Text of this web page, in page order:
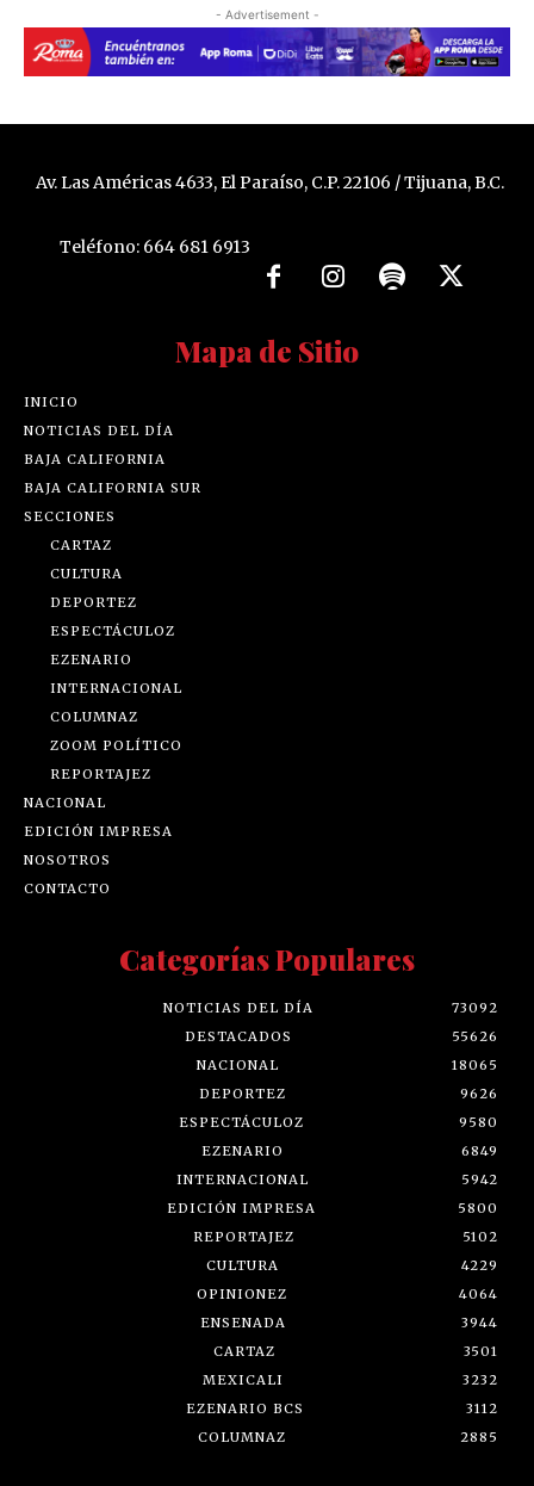
- Advertisement -
Av. Las Américas 4633, El Paraíso, C.P. 22106 / Tijuana, B.C.
Teléfono: 664 681 6913
Mapa de Sitio
INICIO
NOTICIAS DEL DÍA
BAJA CALIFORNIA
BAJA CALIFORNIA SUR
SECCIONES
CARTAZ
CULTURA
DEPORTEZ
ESPECTÁCULOZ
EZENARIO
INTERNACIONAL
COLUMNAZ
ZOOM POLÍTICO
REPORTAJEZ
NACIONAL
EDICIÓN IMPRESA
NOSOTROS
CONTACTO
Categorías Populares
NOTICIAS DEL DÍA
73092
DESTACADOS
55626
NACIONAL
18065
DEPORTEZ
9626
ESPECTÁCULOZ
9580
EZENARIO
6849
INTERNACIONAL
5942
EDICIÓN IMPRESA
5800
REPORTAJEZ
5102
CULTURA
4229
OPINIONEZ
4064
ENSENADA
3944
CARTAZ
3501
MEXICALI
3232
EZENARIO BCS
3112
COLUMNAZ
2885